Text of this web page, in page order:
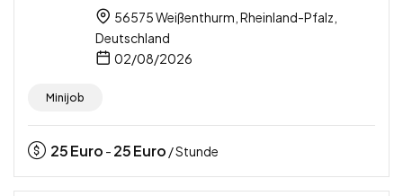
56575 Weißenthurm, Rheinland-Pfalz,
Deutschland
02/08/2026
Minijob
25Euro - 25Euro / Stunde